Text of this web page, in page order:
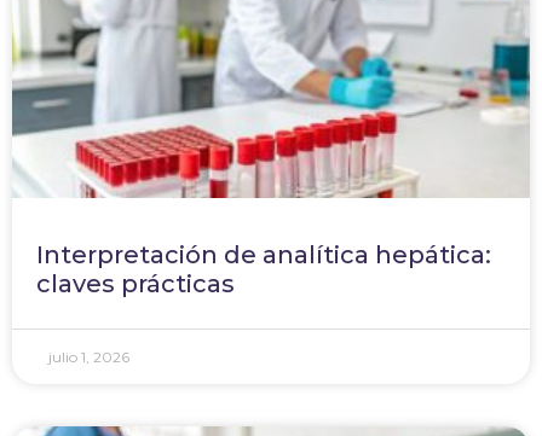
Interpretación de analítica hepática:
claves prácticas
julio 1, 2026